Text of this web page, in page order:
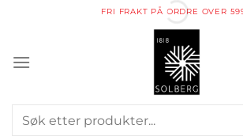
FRI FRAKT PÅ ORDRE OVER
Søk
etter: